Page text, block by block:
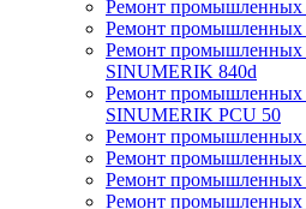
Ремонт
Ремонт промышленных
Ремонт промышленных
SINUMERIK 840d
Ремонт промышленных
SINUMERIK PCU 50
Ремонт промышленных
Ремонт промышленных
Ремонт промышленных
Ремонт промышленных